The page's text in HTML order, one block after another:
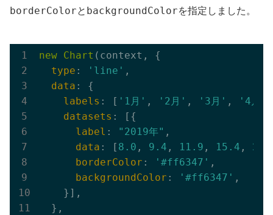
borderColorと backgroundColorを指定しました。
new Chart (context, {
type : 'line' ,
data : {
labels : [ '1月' , '2月' , '3月' , '4月'
datasets : [{
label : "2019年" ,
data : [ 8.0 , 9.4 , 11.9 , 15.4 ,
borderColor : '#ff6347' ,
backgroundColor : '#ff6347' ,
    }],
  },